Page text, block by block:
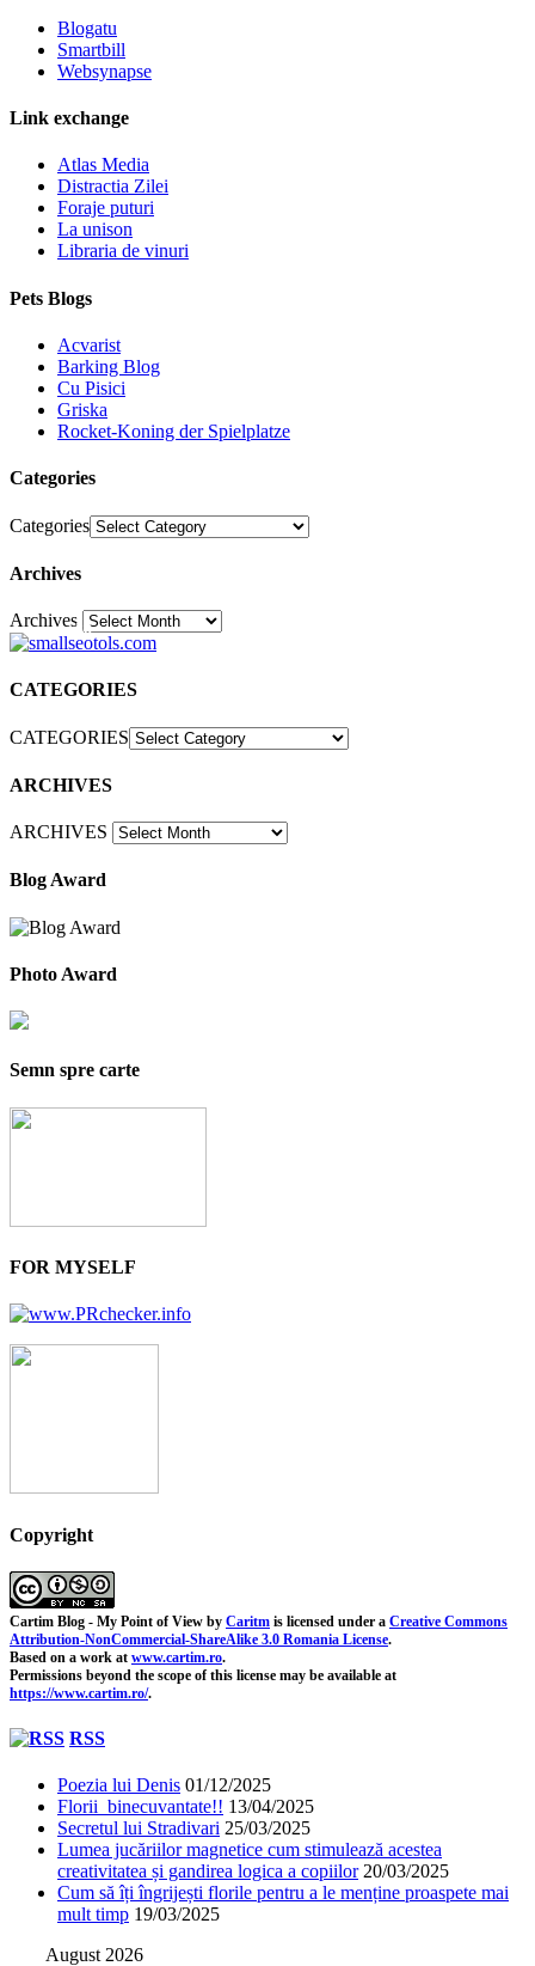
Blogatu
Smartbill
Websynapse
Link exchange
Atlas Media
Distractia Zilei
Foraje puturi
La unison
Libraria de vinuri
Pets Blogs
Acvarist
Barking Blog
Cu Pisici
Griska
Rocket-Koning der Spielplatze
Categories
Categories
Archives
Archives30
CATEGORIES
CATEGORIES
ARCHIVES
ARCHIVES
Blog Award
Photo Award
Semn spre carte
FOR MYSELF
Copyright
Cartim Blog - My Point of View by Caritm is licensed under a Creative Commons
Attribution-NonCommercial-ShareAlike 3.0 Romania License.
Based on a work at www.cartim.ro.
Permissions beyond the scope of this license may be available at
https://www.cartim.ro/.
RSS
Poezia lui Denis 01/12/2025
Florii binecuvantate!! 13/04/2025
Secretul lui Stradivari 25/03/2025
Lumea jucăriilor magnetice cum stimulează acestea
creativitatea și gandirea logica a copiilor 20/03/2025
Cum să îți îngrijești florile pentru a le menține proaspete mai
mult timp 19/03/2025
August 2026